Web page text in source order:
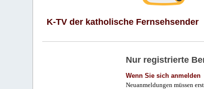
K-TV der katholische Fernsehsender
Nur registrierte
Wenn Sie sich anmelden
Neuanmeldungen müssen